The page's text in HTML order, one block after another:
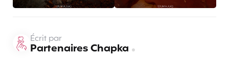
Écrit par
Partenaires Chapka